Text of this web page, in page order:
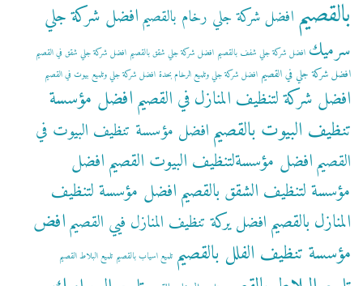
بالقصيم افضل شركة جلي رخام بالقصيمافضل شركة جلي
سرميك افضل شركة جلي شفف بالقصيم افضل شركة جلي شقق بالقصيم افضل شركة جلي شقق في القصيم
افضل شركة جلي في القصيم افضل شركة جلي وتلميع الرخام بحدة افضل شركة جلي وتلميع بيوت في القصيم
افضل شركة لتنظيف المنازل في القصيمافضل مؤسسة
تنظيف البيوت بالقصيمافضل مؤسسة تنظيف البيوت في
القصيمافضل مؤسسةلتنظيف البيوت القصيمافضل
مؤسسة لتنظيف الشقق بالقصيمافضل مؤسسة لتنظيف
المنازل بالقصيمافضل يركة تنظيف المنازل فيي القصيمافض
مؤسسة تنظيف الفلل بالقصيم تلميع اسياب بالقصيم تلميع البلاط القصيم